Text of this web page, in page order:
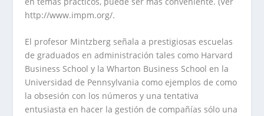
http://www.impm.org/.
El profesor Mintzberg señala a prestigiosas escuelas
de graduados en administración tales como Harvard
Business School y la Wharton Business School en la
Universidad de Pennsylvania como ejemplos de como
la obsesión con los números y una tentativa
entusiasta en hacer la gestión de compañías sólo una